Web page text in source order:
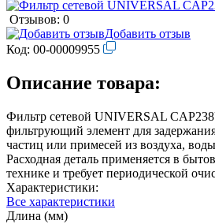
Отзывов: 0
Добавить отзыв
Код: 00-00009955
Описание товара:
Фильтр сетевой UNIVERSAL
фильтрующий элемент для
частиц или примесей из воздуха,
Расходная деталь применяется в
технике и требует периодической
Характеристики:
Все характеристики
Длина (мм)